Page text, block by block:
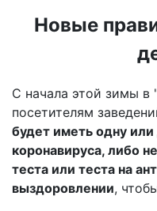
Новые
С начала этой зимы в
посетителям
будет иметь одну
коронавируса, либо
теста или теста на
выздоровлении,